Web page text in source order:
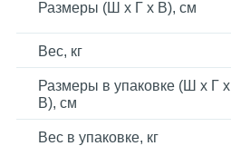
Размеры (Ш x Г x В), см
Вес, кг
Размеры в упаковке (Ш x Г x
В), см
Вес в упаковке, кг